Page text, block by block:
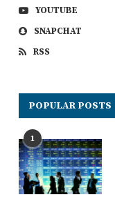
YOUTUBE
SNAPCHAT
RSS
POPULAR POSTS
1